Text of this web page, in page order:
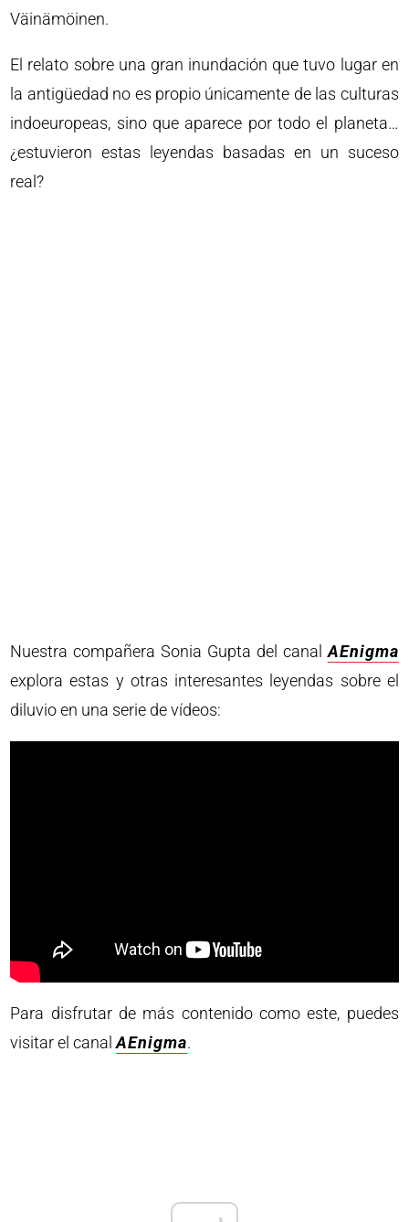
Väinämöinen.
El relato sobre una gran inundación que tuvo lugar en
la antigüedad no es propio únicamente de las culturas
indoeuropeas, sino que aparece por todo el planeta…
¿estuvieron estas leyendas basadas en un suceso
real?
Nuestra compañera Sonia Gupta del canalAEnigma
explora estas y otras interesantes leyendas sobre el
diluvio en una serie de vídeos:
Para disfrutar de más contenido como este, puedes
visitar el canalAEnigma.